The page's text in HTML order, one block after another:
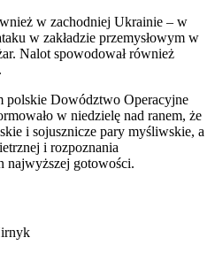
w zachodniej Ukrainie – w
w zakładzie przemysłowym w
Nalot spowodował również
polskie Dowództwo Operacyjne
w niedzielę nad ranem, że
i sojusznicze pary myśliwskie, a
i rozpoznania
najwyższej gotowości.